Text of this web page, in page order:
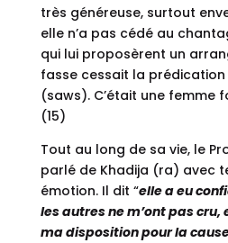
très généreuse, surtout
elle n’a pas cédé au
qui lui proposèrent un
fasse cessait la
(saws). C’était une femme
(15)
Tout au long de sa vie, le
parlé de Khadija (ra) avec
émotion. Il dit “elle a eu
les autres ne m’ont pas cru,
ma disposition pour la